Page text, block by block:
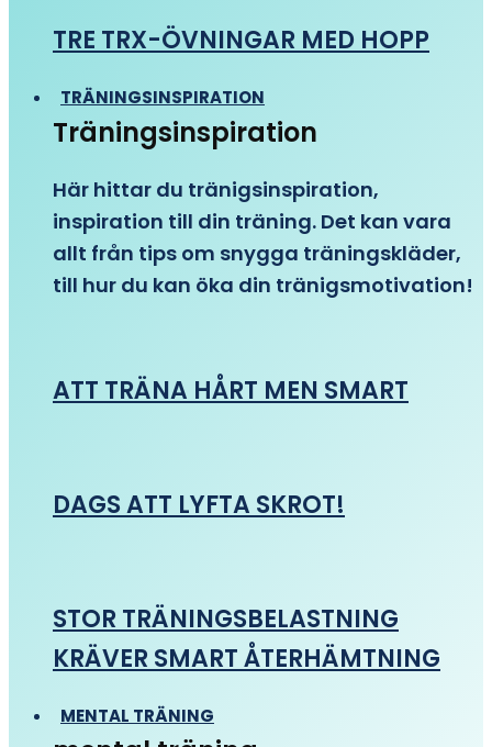
TRE TRX-ÖVNINGAR MED HOPP
TRÄNINGSINSPIRATION
Träningsinspiration
Här hittar du tränigsinspiration,
inspiration till din träning. Det kan vara
allt från tips om snygga träningskläder,
till hur du kan öka din tränigsmotivation!
ATT TRÄNA HÅRT MEN SMART
DAGS ATT LYFTA SKROT!
STOR TRÄNINGSBELASTNING
KRÄVER SMART ÅTERHÄMTNING
MENTAL TRÄNING